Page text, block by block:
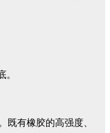
。
既有橡胶的高强度、